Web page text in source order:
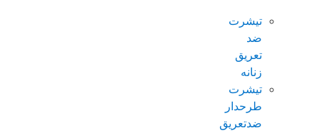
تیشرت
ضد
تعریق
زنانه
تیشرت
طرحدار
ضدتعریق